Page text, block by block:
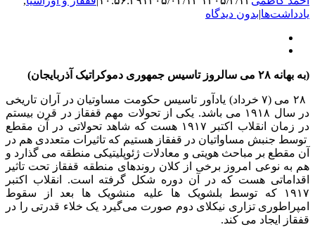
یادداشت‌ها|بدون دیدگاه
(به بهانه ۲۸ می سالروز تاسیس جمهوری دموکراتیک آذربایجان)
۲۸ می (۷ خرداد) یادآور تاسیس حکومت مساوتیان در آران تاریخی
در سال ۱۹۱۸ می باشد. یکی از تحولات مهم قفقاز در قرن بیستم
در زمان انقلاب اکتبر ۱۹۱۷ هست که شاهد تحولاتی در آن مقطع
توسط جنبش مساواتیان در قفقاز هستیم که تاثیرات متعددی هم در
آن مقطع بر مباحث هویتی و معادلات ژئوپلیتیکی منطقه می گذارد و
هم به نوعی امروز برخی از کلان روندهای منطقه قفقاز تحت تاثیر
اقداماتی هست که در آن دوره شکل گرفته است. انقلاب اکتبر
۱۹۱۷ که توسط بلشویک ها علیه منشویک ها بعد از سقوط
امپراطوری تزاری نیکلای دوم صورت می‌گیرد یک خلاء قدرتی را در
قفقاز ایجاد می کند.